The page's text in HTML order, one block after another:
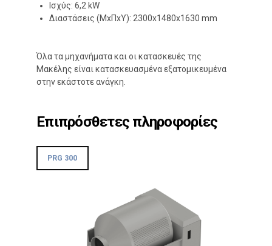
Ισχύς: 6,2 kW
Διαστάσεις (ΜxΠxΥ): 2300x1480x1630 mm
Όλα τα μηχανήματα και οι κατασκευές της
Μακέλης είναι κατασκευασμένα εξατομικευμένα
στην εκάστοτε ανάγκη.
Επιπρόσθετες πληροφορίες
PRG 300